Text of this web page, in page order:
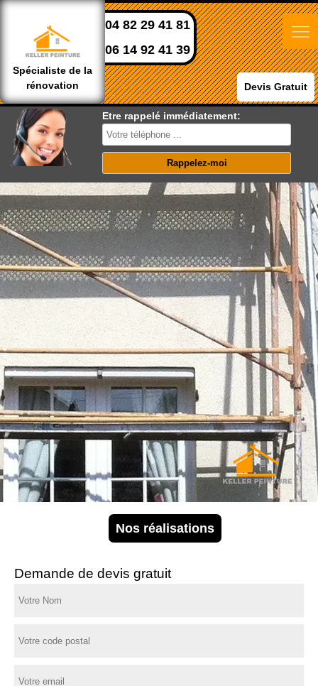
Spécialiste de la
rénovation
04 82 29 41 81
06 14 92 41 39
Devis Gratuit
Etre rappelé immédiatement:
Nos réalisations
Demande de devis gratuit